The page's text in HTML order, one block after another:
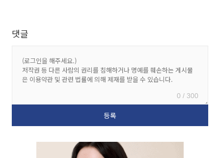
댓글
0 / 300